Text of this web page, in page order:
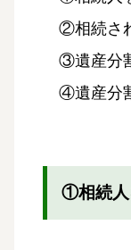
②相続さ
③遺産分
④遺産分
①相続人